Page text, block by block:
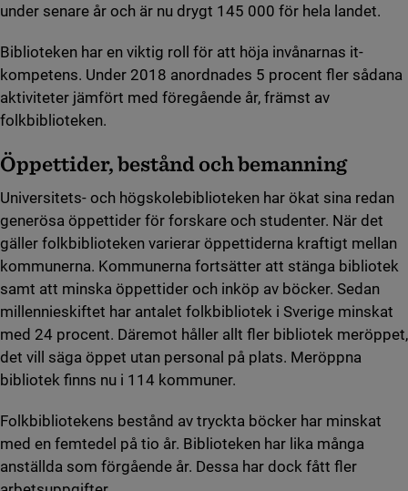
under senare år och är nu drygt 145 000 för hela landet.
Biblioteken har en viktig roll för att höja invånarnas it-
kompetens. Under 2018 anordnades 5 procent fler sådana
aktiviteter jämfört med föregående år, främst av
folkbiblioteken.
Öppettider, bestånd och bemanning
Universitets- och högskolebiblioteken har ökat sina redan
generösa öppettider för forskare och studenter. När det
gäller folkbiblioteken varierar öppettiderna kraftigt mellan
kommunerna. Kommunerna fortsätter att stänga bibliotek
samt att minska öppettider och inköp av böcker. Sedan
millennieskiftet har antalet folkbibliotek i Sverige minskat
med 24 procent. Däremot håller allt fler bibliotek meröppet,
det vill säga öppet utan personal på plats. Meröppna
bibliotek finns nu i 114 kommuner.
Folkbibliotekens bestånd av tryckta böcker har minskat
med en femtedel på tio år. Biblioteken har lika många
anställda som förgående år. Dessa har dock fått fler